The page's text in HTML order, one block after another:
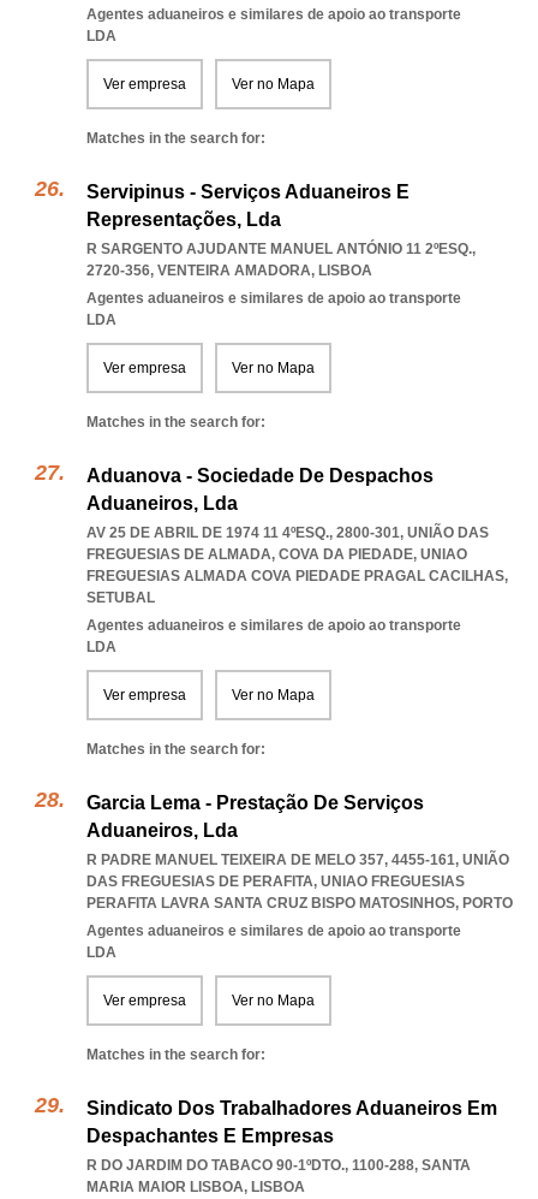
Agentes aduaneiros e similares de apoio ao transporte
LDA
Ver empresa Ver no Mapa
Matches in the search for:
Servipinus - Serviços Aduaneiros E
Representações, Lda
R SARGENTO AJUDANTE MANUEL ANTÓNIO 11 2ºESQ.,
2720-356, VENTEIRA AMADORA, LISBOA
Agentes aduaneiros e similares de apoio ao transporte
LDA
Ver empresa Ver no Mapa
Matches in the search for:
Aduanova - Sociedade De Despachos
Aduaneiros, Lda
AV 25 DE ABRIL DE 1974 11 4ºESQ., 2800-301, UNIÃO DAS
FREGUESIAS DE ALMADA, COVA DA PIEDADE, UNIAO
FREGUESIAS ALMADA COVA PIEDADE PRAGAL CACILHAS,
SETUBAL
Agentes aduaneiros e similares de apoio ao transporte
LDA
Ver empresa Ver no Mapa
Matches in the search for:
Garcia Lema - Prestação De Serviços
Aduaneiros, Lda
R PADRE MANUEL TEIXEIRA DE MELO 357, 4455-161, UNIÃO
DAS FREGUESIAS DE PERAFITA, UNIAO FREGUESIAS
PERAFITA LAVRA SANTA CRUZ BISPO MATOSINHOS, PORTO
Agentes aduaneiros e similares de apoio ao transporte
LDA
Ver empresa Ver no Mapa
Matches in the search for:
Sindicato Dos Trabalhadores Aduaneiros Em
Despachantes E Empresas
R DO JARDIM DO TABACO 90-1ºDTO., 1100-288, SANTA
MARIA MAIOR LISBOA, LISBOA